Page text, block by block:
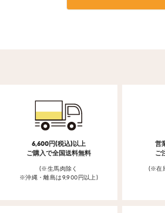
6,600円(税込)以上
ご購入で全国送料無料
(※生馬肉除く
※沖縄・離島は9,900円以上)
営
ご
(※在